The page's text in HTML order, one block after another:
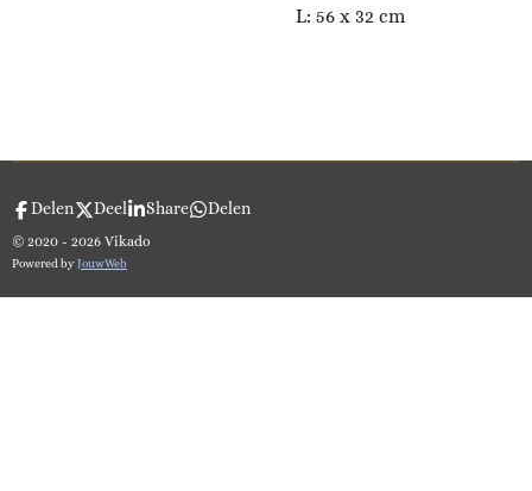
L: 56 x 32 cm
Delen Deel Share Delen
© 2020 - 2026 Vikado
Powered byJouwWeb